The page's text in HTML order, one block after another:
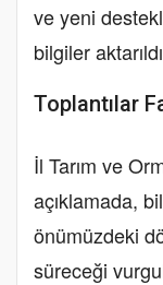
ve yeni
bilgiler
Toplantılar
İl Tarım ve
açıklamada,
önümüzdeki
süreceği